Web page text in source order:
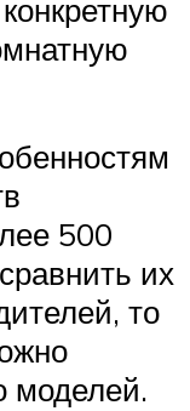
500
их
то
моделей.